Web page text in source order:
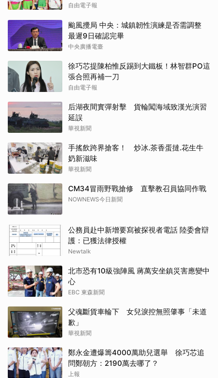
自由電子報
颱風攪局 中央：城鎮韌性演練是否需調整
最遲9日確認完畢
中央廣播電臺
徐巧芯提陳柏惟反踢到大鐵板！林智群PO這
張合照再補一刀
自由電子報
后湖夜間實彈射擊 貨輪闖海域致漢光演習
延誤
華視新聞
手搖飲跨界搶客！ 炒冰.茶香蛋撻.花生牛
奶新滋味
華視新聞
CM34冒雨野戰搶修 直擊教召員協同作戰
NOWNEWS今日新聞
公務員赴中新增要寫被探視者電話 陸委會辯
護：已獲法律授權
Newtalk
北市恐有10級強陣風 蔣萬安坐鎮災害應變中
心
EBC 東森新聞
父魂斷貨車輪下 女兒淚控無照肇事「未道
歉」
華視新聞
鄭永金遭爆籌4000萬助兒選舉 徐巧芯追
問鄭朝方：2190萬去哪了？
上報